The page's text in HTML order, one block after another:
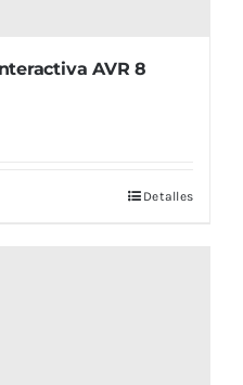
AVR 8
Detalles